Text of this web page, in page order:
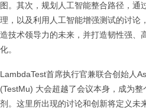
图。其次，规划人工智能整合路径，通
理，以及利用人工智能增强测试的讨论
造技术领导力的未来，并打造韧性强、
化。
LambdaTest首席执行官兼联合创始人
(TestMu) 大会超越了会议本身，成为
剂。这里所出现的讨论和创新将定义未